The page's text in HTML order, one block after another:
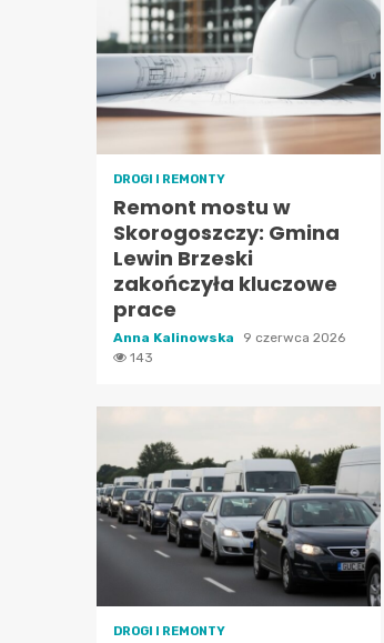
DROGI I REMONTY
Remont mostu w
Skorogoszczy: Gmina
Lewin Brzeski
zakończyła kluczowe
prace
Anna Kalinowska
9 czerwca 2026
143
DROGI I REMONTY